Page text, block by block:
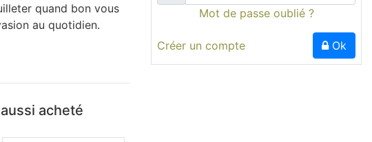
quand bon vous
au quotidien.
acheté
Mot de passe oublié ?
Créer un compte Ok